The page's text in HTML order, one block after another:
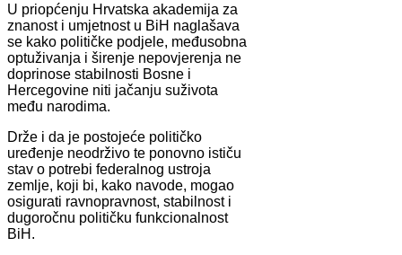
U priopćenju Hrvatska akademija za
znanost i umjetnost u BiH naglašava
se kako političke podjele, međusobna
optuživanja i širenje nepovjerenja ne
doprinose stabilnosti Bosne i
Hercegovine niti jačanju suživota
među narodima.
Drže i da je postojeće političko
uređenje neodrživo te ponovno ističu
stav o potrebi federalnog ustroja
zemlje, koji bi, kako navode, mogao
osigurati ravnopravnost, stabilnost i
dugoročnu političku funkcionalnost
BiH.